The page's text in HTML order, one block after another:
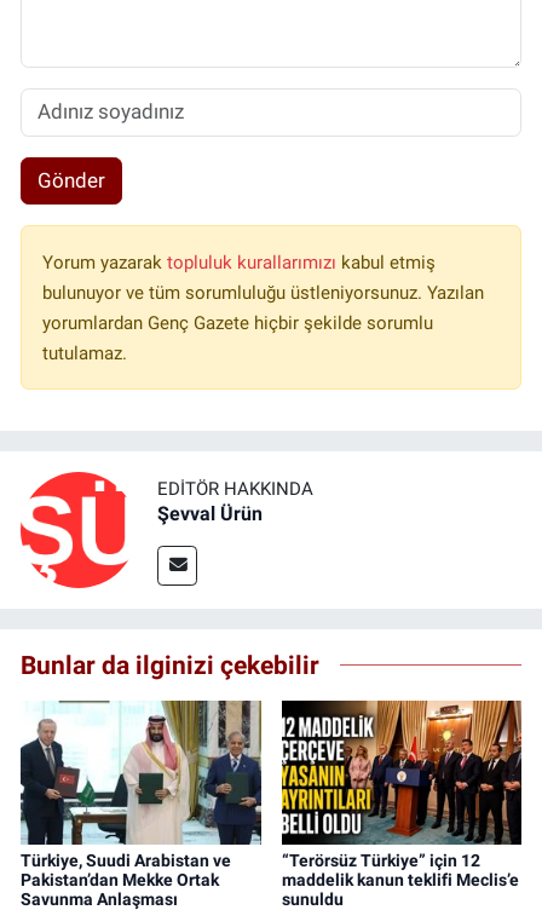
Gönder
Yorum yazarak topluluk kurallarımızı kabul etmiş
bulunuyor ve tüm sorumluluğu üstleniyorsunuz. Yazılan
yorumlardan Genç Gazete hiçbir şekilde sorumlu
tutulamaz.
EDITÖR HAKKINDA
Şevval Ürün
Bunlar da ilginizi çekebilir
Türkiye, Suudi Arabistan ve
Pakistan’dan Mekke Ortak
Savunma Anlaşması
“Terörsüz Türkiye” için 12
maddelik kanun teklifi Meclis’e
sunuldu